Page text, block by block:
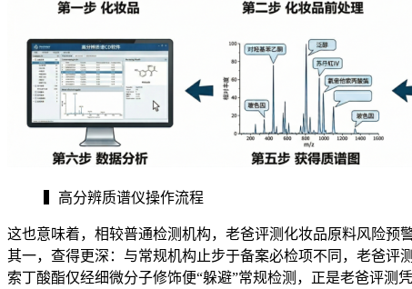
▍高分辨质谱仪操作流程
这也意味着，相较普通检测机构，老爸评测化妆品原料风险预
其一，查得更深：与常规机构止步于备案必检项不同，老爸评
索丁酸酯仅经细微分子修饰便“躲避”常规检测，正是老爸评测